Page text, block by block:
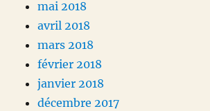
mai 2018
avril 2018
mars 2018
février 2018
janvier 2018
décembre 2017